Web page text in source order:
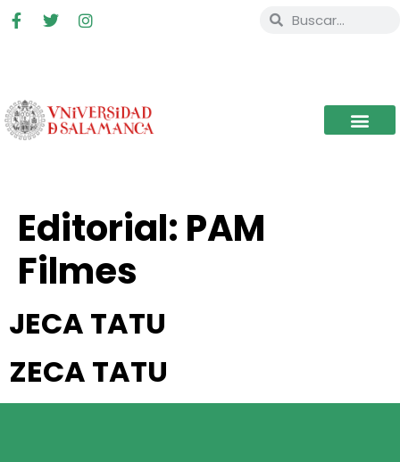
Editorial: PAM
Filmes
JECA TATU
ZECA TATU